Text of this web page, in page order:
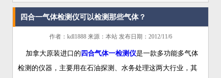
四合一气体检测仪可以检测那些气体？
作者：kdl1888 来源：本站 发布日期：2012/11/6
加拿大原装进口的 四合气体一检测仪是一款多功能多气体
检测的仪器，主要用在石油探测、水务处理这两大行业，其